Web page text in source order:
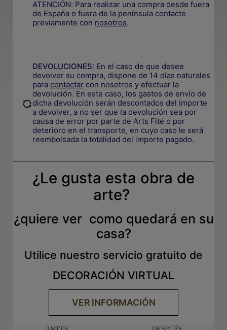
ATENCIÓN: Para realizar una compra desde fuera
de España o fuera de la península contacte
previamente con nosotros.
DEVOLUCIONES: En el caso de que desee
devolver su compra, dispone de 14 días naturales
para contactar con nosotros y efectuar la
devolución. En este caso, los gastos de envío de
dicha devolución serán descontados del importe
a devolver, a no ser que la devolución sea por
causa de error por parte de Arts Fité o por
deterioro en el transporte, en cuyo caso le será
reembolsada la totalidad del importe pagado.
¿Le gusta esta obra de
arte?
¿quiere ver como quedará en su
casa?
Utilice nuestro servicio gratuito de
DECORACIÓN VIRTUAL
VER INFORMACIÓN